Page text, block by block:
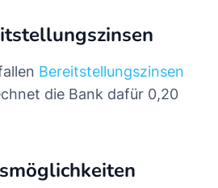
Bereitstellungszinsen
die Bank dafür 0,20